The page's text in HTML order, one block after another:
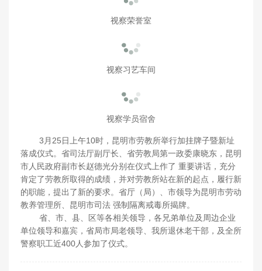
视察荣誉室
视察习艺车间
视察学员宿舍
3月25日上午10时，昆明市劳教所举行加挂牌子暨新址
落成仪式。省司法厅副厅长、省劳教局第一政委康晓东，昆明
市人民政府副市长赵德光分别在仪式上作了 重要讲话，充分
肯定了劳教所取得的成绩，并对劳教所站在新的起点，履行新
的职能，提出了新的要求。省厅（局）、市领导为昆明市劳动
教养管理所、昆明市司法 强制隔离戒毒所揭牌。
省、市、县、区等各相关领导，各兄弟单位及周边企业
单位领导和嘉宾，省局市局老领导、我所退休老干部，及全所
警察职工近400人参加了仪式。